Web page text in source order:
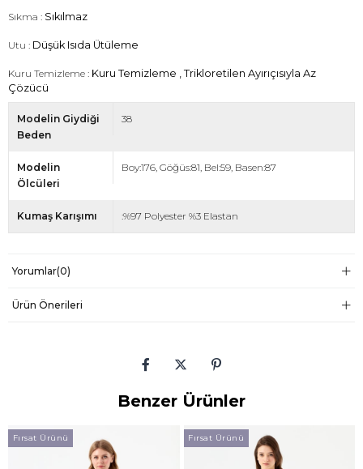
Sıkma : Sıkılmaz
Utu : Düşük Isıda Ütüleme
Kuru Temizleme : Kuru Temizleme , Trikloretilen Ayırıçısıyla Az
Çözücü
Modelin Giydiği
Beden
38
Modelin
Ölcüleri
Boy:176, Göğüs:81, Bel:59, Basen:87
Kumaş Karışımı :%97 Polyester %3 Elastan
Yorumlar(0)
Ürün Önerileri
Benzer Ürünler
Fırsat Ürünü Fırsat Ürünü